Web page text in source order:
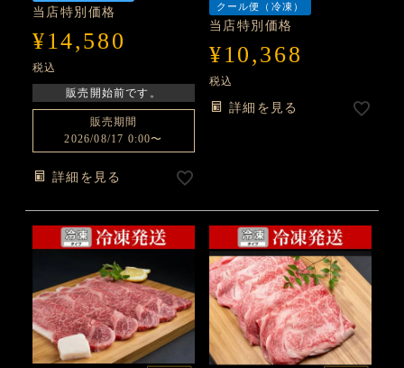
当店特別価格
¥14,580
税込
販売開始前です。
販売期間
2026/08/17 0:00〜
詳細を見る
クール便（冷凍）
当店特別価格
¥10,368
税込
詳細を見る